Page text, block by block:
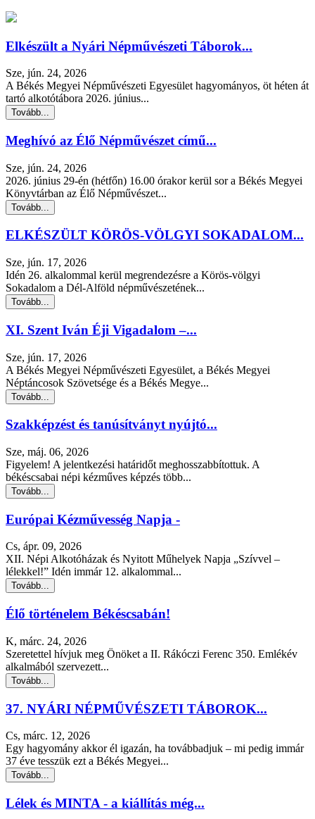
Elkészült a Nyári Népművészeti Táborok...
Sze, jún. 24, 2026
A Békés Megyei Népművészeti Egyesület hagyományos, öt héten át
tartó alkotótábora 2026. június...
Tovább...
Meghívó az Élő Népművészet című...
Sze, jún. 24, 2026
2026. június 29-én (hétfőn) 16.00 órakor kerül sor a Békés Megyei
Könyvtárban az Élő Népművészet...
Tovább...
ELKÉSZÜLT KÖRÖS-VÖLGYI SOKADALOM...
Sze, jún. 17, 2026
Idén 26. alkalommal kerül megrendezésre a Körös-völgyi
Sokadalom a Dél-Alföld népművészetének...
Tovább...
XI. Szent Iván Éji Vigadalom –...
Sze, jún. 17, 2026
A Békés Megyei Népművészeti Egyesület, a Békés Megyei
Néptáncosok Szövetsége és a Békés Megye...
Tovább...
Szakképzést és tanúsítványt nyújtó...
Sze, máj. 06, 2026
Figyelem! A jelentkezési határidőt meghosszabbítottuk. A
békéscsabai népi kézműves képzés több...
Tovább...
Európai Kézművesség Napja -
Cs, ápr. 09, 2026
XII. Népi Alkotóházak és Nyitott Műhelyek Napja „Szívvel –
lélekkel!” Idén immár 12. alkalommal...
Tovább...
Élő történelem Békéscsabán!
K, márc. 24, 2026
Szeretettel hívjuk meg Önöket a II. Rákóczi Ferenc 350. Emlékév
alkalmából szervezett...
Tovább...
37. NYÁRI NÉPMŰVÉSZETI TÁBOROK...
Cs, márc. 12, 2026
Egy hagyomány akkor él igazán, ha továbbadjuk – mi pedig immár
37 éve tesszük ezt a Békés Megyei...
Tovább...
Lélek és MINTA - a kiállítás még...